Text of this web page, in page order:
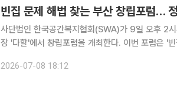
빈집 문제 해법 찾는 부산 창립포럼…
사단법인 한국공간복지협회(SWA)가 9일 오후 2
장 '다할'에서 창립포럼을 개최한다. 이번 포럼은 '빈집너머, 다양한 도시의 시작'을 주제로 전국적으
2026-07-08 18:12